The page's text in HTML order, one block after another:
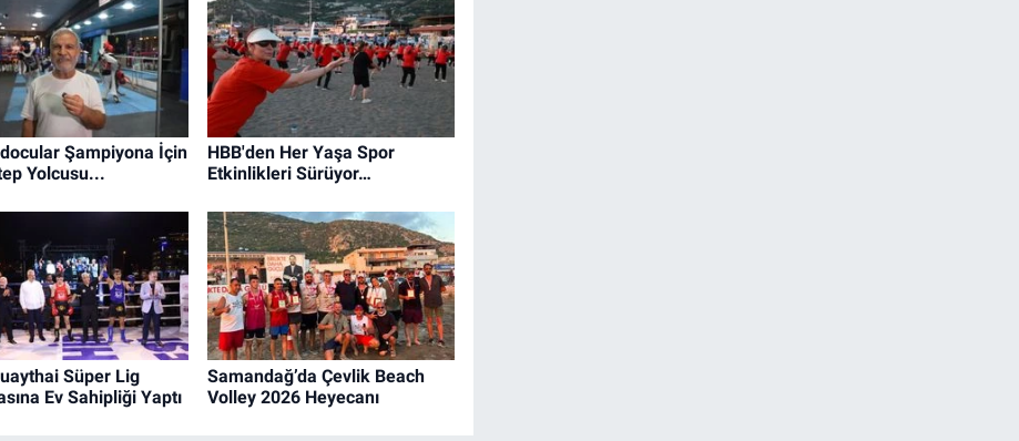
Şampiyona İçin
Yolcusu...
HBB'den Her Yaşa Spor
Etkinlikleri Sürüyor…
Süper Lig
Ev Sahipliği Yaptı
Samandağ’da Çevlik Beach
Volley 2026 Heyecanı